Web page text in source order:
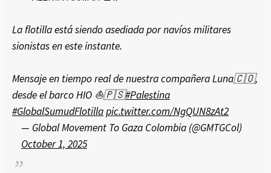
La flotilla está siendo asediada por navíos militares
sionistas en este instante.
Mensaje en tiempo real de nuestra compañera Luna🇨🇴,
desde el barco HIO ⛵️🇵🇸#Palestina
#GlobalSumudFlotillapic.twitter.com/NgQUN8zAt2
— Global Movement To Gaza Colombia (@GMTGCol)
October 1, 2025